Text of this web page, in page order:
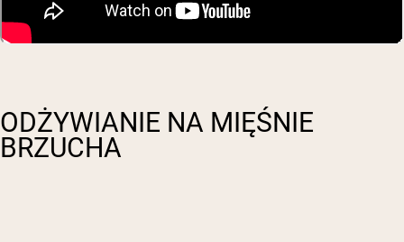
ODŻYWIANIE NA MIĘŚNIE
BRZUCHA